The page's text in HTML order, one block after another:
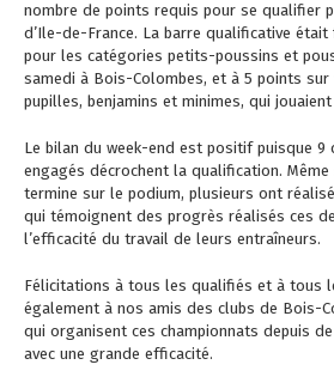
nombre de points requis pour se qualifier
d’Ile-de-France. La barre qualificative était
pour les catégories petits-poussins et
samedi à Bois-Colombes, et à 5 points
pupilles, benjamins et minimes, qui
Le bilan du week-end est positif puisque 9
engagés décrochent la qualification. Même
termine sur le podium, plusieurs ont
qui témoignent des progrès réalisés ces
l’efficacité du travail de leurs entraîneurs.
Félicitations à tous les qualifiés et à tous
également à nos amis des clubs de Bois-
qui organisent ces championnats depuis
avec une grande efficacité.